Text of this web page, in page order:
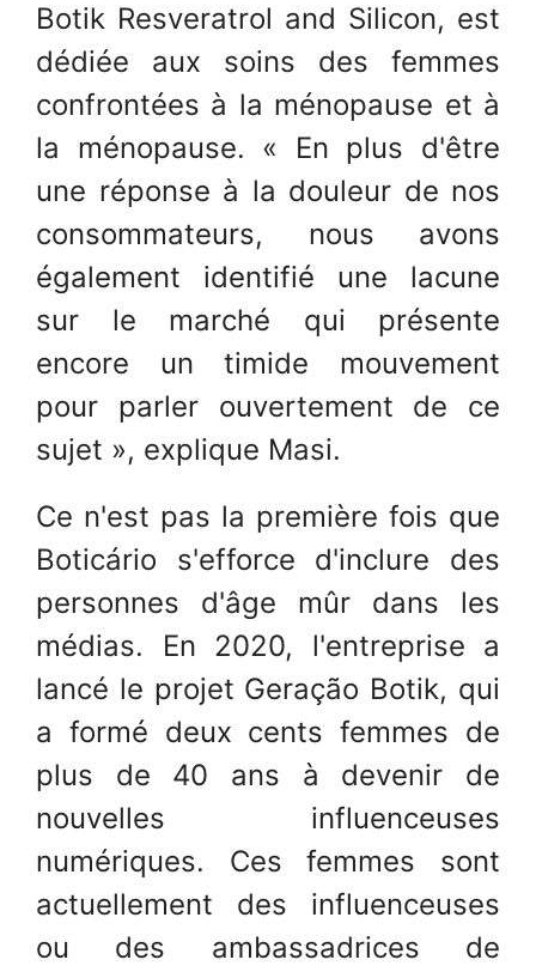
Botik Resveratrol and Silicon, est
dédiée aux soins des femmes
confrontées à la ménopause et à
la ménopause. « En plus d'être
une réponse à la douleur de nos
consommateurs, nous avons
également identifié une lacune
sur le marché qui présente
encore un timide mouvement
pour parler ouvertement de ce
sujet », explique Masi.
Ce n'est pas la première fois que
Boticário s'efforce d'inclure des
personnes d'âge mûr dans les
médias. En 2020, l'entreprise a
lancé le projet Geração Botik, qui
a formé deux cents femmes de
plus de 40 ans à devenir de
nouvelles influenceuses
numériques. Ces femmes sont
actuellement des influenceuses
ou des ambassadrices de